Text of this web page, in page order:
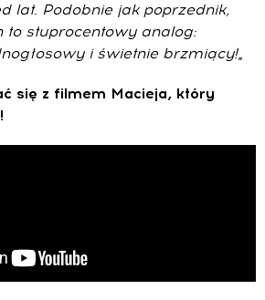
lat. Podobnie jak poprzednik,
to stuprocentowy analog:
i świetnie brzmiący!„
się z filmem Macieja, który